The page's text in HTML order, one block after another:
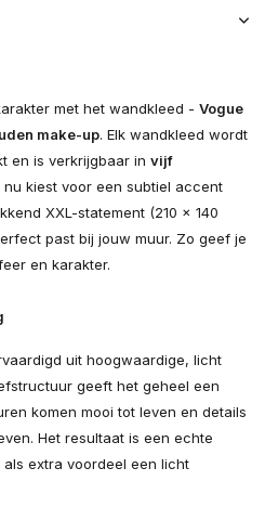
met het wandkleed - Vogue
make-up. Elk wandkleed wordt
en is verkrijgbaar in vijf
nu kiest voor een subtiel accent
XXL-statement (210 × 140
past bij jouw muur. Zo geef je
en karakter.
uit hoogwaardige, licht
geeft het geheel een
komen mooi tot leven en details
Het resultaat is een echte
extra voordeel een licht